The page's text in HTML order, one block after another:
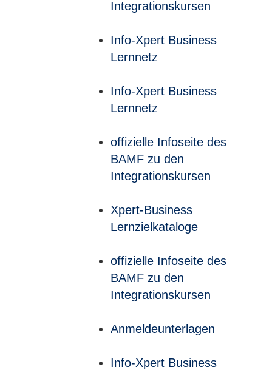
Integrationskursen
Info-Xpert Business
Lernnetz
Info-Xpert Business
Lernnetz
offizielle Infoseite des
BAMF zu den
Integrationskursen
Xpert-Business
Lernzielkataloge
offizielle Infoseite des
BAMF zu den
Integrationskursen
Anmeldeunterlagen
Info-Xpert Business